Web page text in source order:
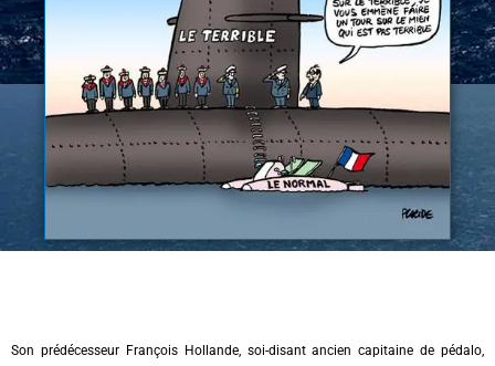
Son prédécesseur François Hollande, soi-disant ancien capitaine de pédalo,